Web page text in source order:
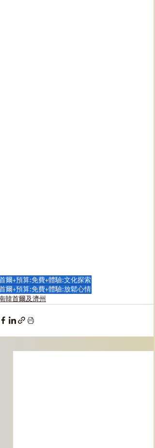
爾+預算:免費+體驗:文化探索
爾+預算:免費+體驗:放鬆心情
韓首爾及濟州